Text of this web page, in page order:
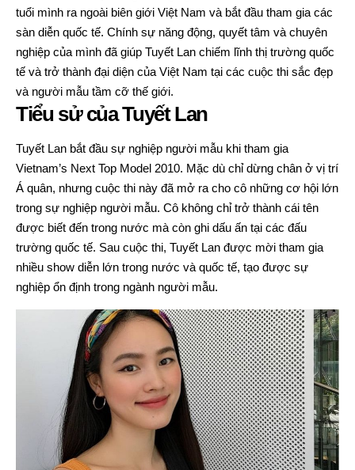
tuổi mình ra ngoài biên giới Việt Nam và bắt đầu tham gia các
sàn diễn quốc tế. Chính sự năng động, quyết tâm và chuyên
nghiệp của mình đã giúp Tuyết Lan chiếm lĩnh thị trường quốc
tế và trở thành đại diện của Việt Nam tại các cuộc thi sắc đẹp
và người mẫu tầm cỡ thế giới.
Tiểu sử của Tuyết Lan
Tuyết Lan bắt đầu sự nghiệp người mẫu khi tham gia
Vietnam’s Next Top Model 2010. Mặc dù chỉ dừng chân ở vị trí
Á quân, nhưng cuộc thi này đã mở ra cho cô những cơ hội lớn
trong sự nghiệp người mẫu. Cô không chỉ trở thành cái tên
được biết đến trong nước mà còn ghi dấu ấn tại các đấu
trường quốc tế. Sau cuộc thi, Tuyết Lan được mời tham gia
nhiều show diễn lớn trong nước và quốc tế, tạo được sự
nghiệp ổn định trong ngành người mẫu.